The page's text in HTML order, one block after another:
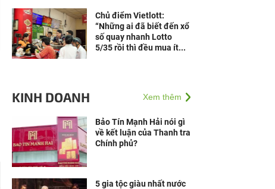
Chủ điểm Vietlott:
“Những ai đã biết đến xổ
số quay nhanh Lotto
5/35 rồi thì đều mua ít...
KINH DOANH Xem thêm
Bảo Tín Mạnh Hải nói gì
về kết luận của Thanh tra
Chính phủ?
5 gia tộc giàu nhất nước